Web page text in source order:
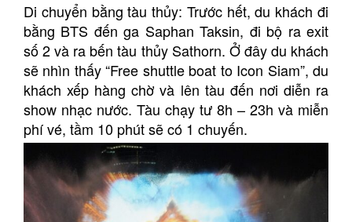
Di chuyển bằng tàu thủy: Trước hết, du khách đi
bằng BTS đến ga Saphan Taksin, đi bộ ra exit
số 2 và ra bến tàu thủy Sathorn. Ở đây du khách
sẽ nhìn thấy “Free shuttle boat to Icon Siam”, du
khách xếp hàng chờ và lên tàu đến nơi diễn ra
show nhạc nước. Tàu chạy tư 8h – 23h và miễn
phí vé, tầm 10 phút sẽ có 1 chuyến.